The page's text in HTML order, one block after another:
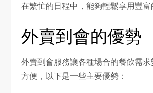
在繁忙的日程中，能夠輕鬆享用豐富
外賣到會的優勢
外賣到會服務讓各種場合的餐飲需
方便，以下是一些主要優勢：